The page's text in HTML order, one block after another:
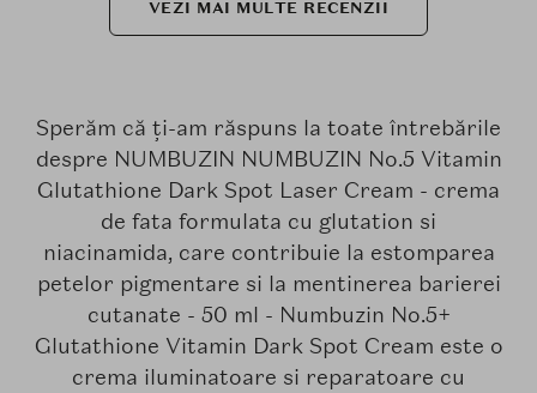
VEZI MAI MULTE RECENZII
Sperăm că ți-am răspuns la toate întrebările
despre NUMBUZIN NUMBUZIN No.5 Vitamin
Glutathione Dark Spot Laser Cream - crema
de fata formulata cu glutation si
niacinamida, care contribuie la estomparea
petelor pigmentare si la mentinerea barierei
cutanate - 50 ml - Numbuzin No.5+
Glutathione Vitamin Dark Spot Cream este o
crema iluminatoare si reparatoare cu